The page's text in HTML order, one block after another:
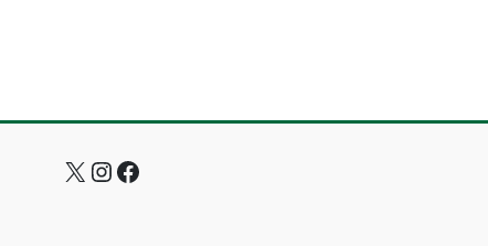
X Instagram
Facebook